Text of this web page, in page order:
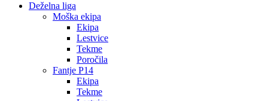
Deželna liga
Moška ekipa
Ekipa
Lestvice
Tekme
Poročila
Fantje P14
Ekipa
Tekme